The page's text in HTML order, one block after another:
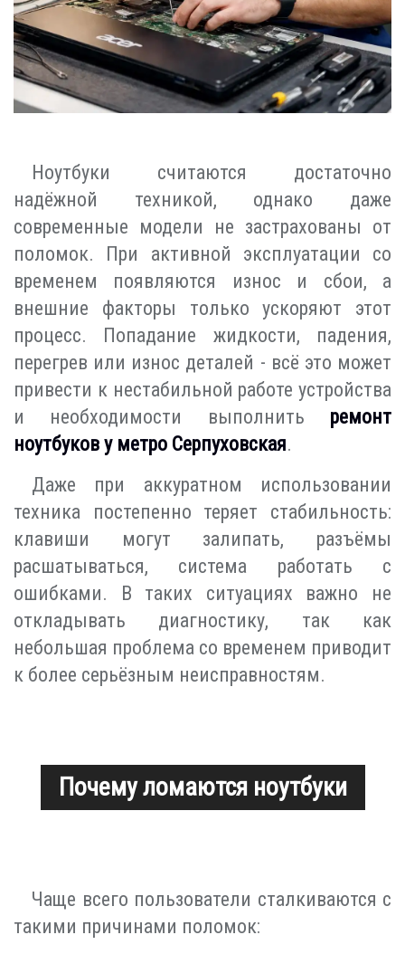
Ноутбуки считаются достаточно
надёжной техникой, однако даже
современные модели не застрахованы от
поломок. При активной эксплуатации со
временем появляются износ и сбои, а
внешние факторы только ускоряют этот
процесс. Попадание жидкости, падения,
перегрев или износ деталей - всё это может
привести к нестабильной работе устройства
и необходимости выполнить ремонт
ноутбуков у метро Серпуховская.
Даже при аккуратном использовании
техника постепенно теряет стабильность:
клавиши могут залипать, разъёмы
расшатываться, система работать с
ошибками. В таких ситуациях важно не
откладывать диагностику, так как
небольшая проблема со временем приводит
к более серьёзным неисправностям.
Почему ломаются ноутбуки
Чаще всего пользователи сталкиваются с
такими причинами поломок: